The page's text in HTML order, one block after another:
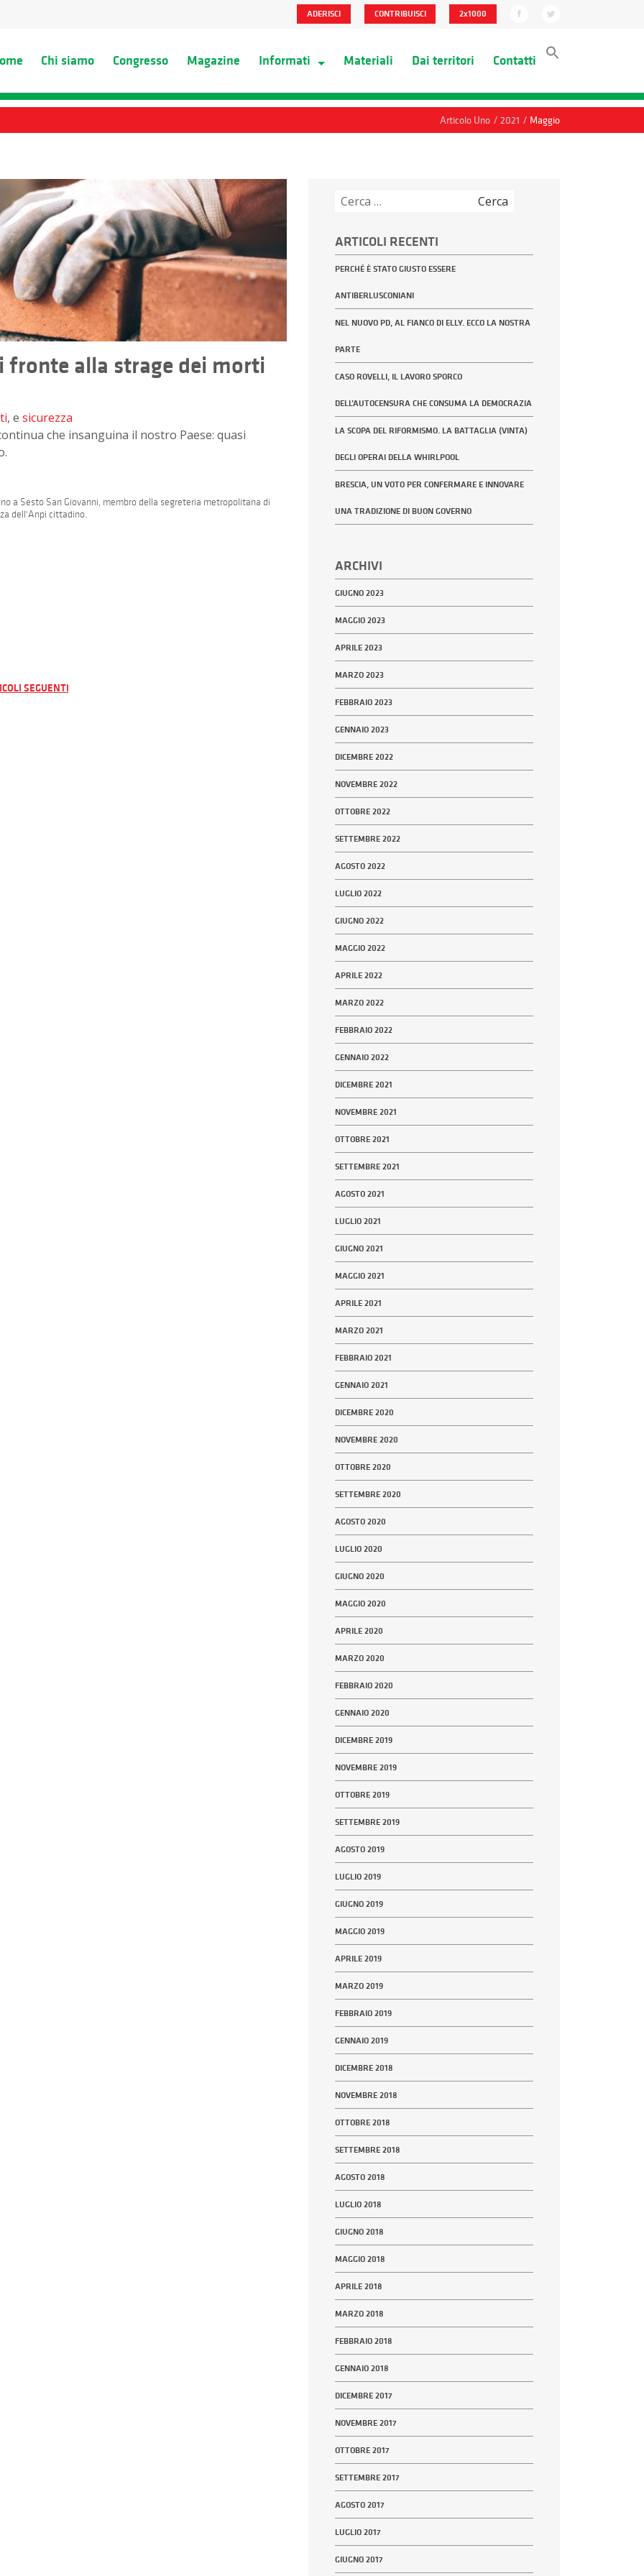
ADERISCI CONTRIBUISCI 2x1000
Chi siamo Congresso Magazine Informati Materiali Dai territori Contatti
Articolo Uno / 2021 / Maggio
fronte alla strage dei morti
, e sicurezza
che insanguina il nostro Paese: quasi
a Sesto San Giovanni, membro della segreteria metropolitana di
dell'Anpi cittadino.
SEGUENTI
ARTICOLI RECENTI
PERCHÉ È STATO GIUSTO ESSERE
ANTIBERLUSCONIANI
NEL NUOVO PD, AL FIANCO DI ELLY. ECCO LA NOSTRA
PARTE
CASO ROVELLI, IL LAVORO SPORCO
DELL’AUTOCENSURA CHE CONSUMA LA DEMOCRAZIA
LA SCOPA DEL RIFORMISMO. LA BATTAGLIA (VINTA)
DEGLI OPERAI DELLA WHIRLPOOL
BRESCIA, UN VOTO PER CONFERMARE E INNOVARE
UNA TRADIZIONE DI BUON GOVERNO
ARCHIVI
GIUGNO 2023
MAGGIO 2023
APRILE 2023
MARZO 2023
FEBBRAIO 2023
GENNAIO 2023
DICEMBRE 2022
NOVEMBRE 2022
OTTOBRE 2022
SETTEMBRE 2022
AGOSTO 2022
LUGLIO 2022
GIUGNO 2022
MAGGIO 2022
APRILE 2022
MARZO 2022
FEBBRAIO 2022
GENNAIO 2022
DICEMBRE 2021
NOVEMBRE 2021
OTTOBRE 2021
SETTEMBRE 2021
AGOSTO 2021
LUGLIO 2021
GIUGNO 2021
MAGGIO 2021
APRILE 2021
MARZO 2021
FEBBRAIO 2021
GENNAIO 2021
DICEMBRE 2020
NOVEMBRE 2020
OTTOBRE 2020
SETTEMBRE 2020
AGOSTO 2020
LUGLIO 2020
GIUGNO 2020
MAGGIO 2020
APRILE 2020
MARZO 2020
FEBBRAIO 2020
GENNAIO 2020
DICEMBRE 2019
NOVEMBRE 2019
OTTOBRE 2019
SETTEMBRE 2019
AGOSTO 2019
LUGLIO 2019
GIUGNO 2019
MAGGIO 2019
APRILE 2019
MARZO 2019
FEBBRAIO 2019
GENNAIO 2019
DICEMBRE 2018
NOVEMBRE 2018
OTTOBRE 2018
SETTEMBRE 2018
AGOSTO 2018
LUGLIO 2018
GIUGNO 2018
MAGGIO 2018
APRILE 2018
MARZO 2018
FEBBRAIO 2018
GENNAIO 2018
DICEMBRE 2017
NOVEMBRE 2017
OTTOBRE 2017
SETTEMBRE 2017
AGOSTO 2017
LUGLIO 2017
GIUGNO 2017